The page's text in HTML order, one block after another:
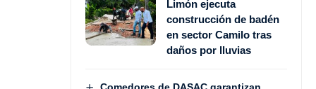
Limón ejecuta
construcción de badén
en sector Camilo tras
daños por lluvias